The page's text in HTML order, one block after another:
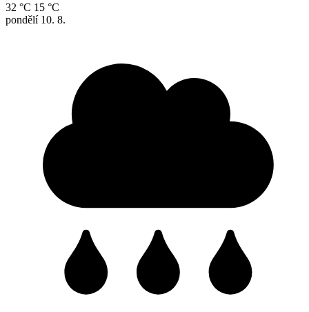
32 °C 15 °C
pondělí 10. 8.